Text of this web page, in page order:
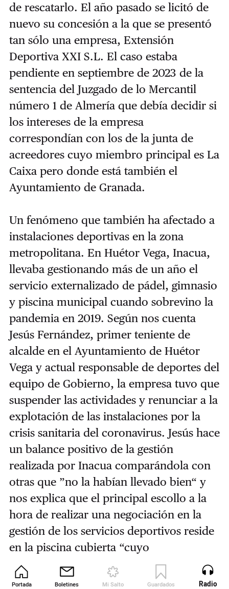
Portada Boletines Mi Salto Guardados Revista
de rescatarlo. El año pasado se licitó de
nuevo su concesión a la que se presentó
tan sólo una empresa, Extensión
Deportiva XXI S.L. El caso estaba
pendiente en septiembre de 2023 de la
sentencia del Juzgado de lo Mercantil
número 1 de Almería que debía decidir si
los intereses de la empresa
correspondían con los de la junta de
acreedores cuyo miembro principal es La
Caixa pero donde está también el
Ayuntamiento de Granada.
Un fenómeno que también ha afectado a
instalaciones deportivas en la zona
metropolitana. En Huétor Vega, Inacua,
llevaba gestionando más de un año el
servicio externalizado de pádel, gimnasio
y piscina municipal cuando sobrevino la
pandemia en 2019. Según nos cuenta
Jesús Fernández, primer teniente de
alcalde en el Ayuntamiento de Huétor
Vega y actual responsable de deportes del
equipo de Gobierno, la empresa tuvo que
suspender las actividades y renunciar a la
explotación de las instalaciones por la
crisis sanitaria del coronavirus. Jesús hace
un balance positivo de la gestión
realizada por Inacua comparándola con
otras que ”no la habían llevado bien“ y
nos explica que el principal escollo a la
hora de realizar una negociación en la
gestión de los servicios deportivos reside
en la piscina cubierta “cuyo
mantenimiento es lo más caro” y
requiere por parte de la empresa privada
Radio